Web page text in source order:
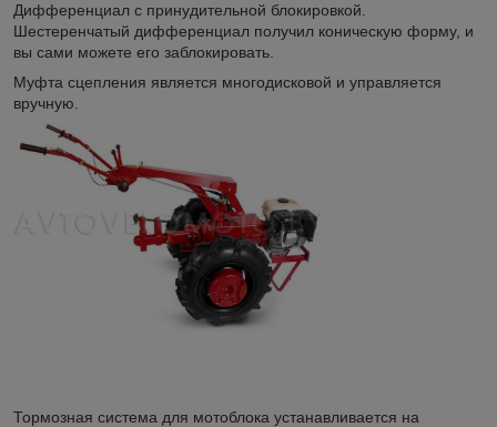
Дифференциал с принудительной блокировкой.
Шестеренчатый дифференциал получил коническую форму, и
вы сами можете его заблокировать.
Муфта сцепления является многодисковой и управляется
вручную.
Тормозная система для мотоблока устанавливается на